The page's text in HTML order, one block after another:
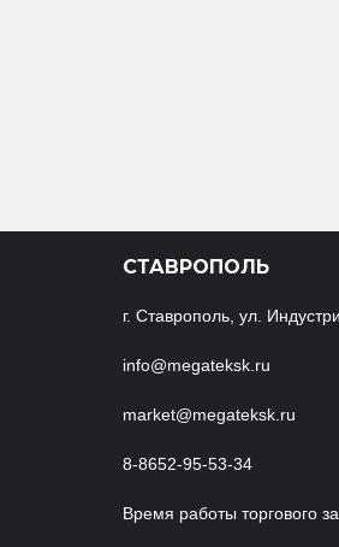
СТАВРОПОЛЬ
г. Ставрополь, ул.
info@megateksk.ru
market@megateksk.ru
8-8652-95-53-34
Время работы торгового